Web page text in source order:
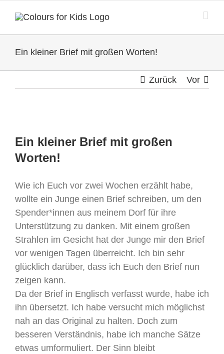
Inhalt
springen
Ein kleiner Brief mit großen Worten!
Zurück Vor
grösseres
Bild
Ein kleiner Brief mit großen
Worten!
Wie ich Euch vor zwei Wochen erzählt habe,
wollte ein Junge einen Brief schreiben, um den
Spender*innen aus meinem Dorf für ihre
Unterstützung zu danken. Mit einem großen
Strahlen im Gesicht hat der Junge mir den Brief
vor wenigen Tagen überreicht. Ich bin sehr
glücklich darüber, dass ich Euch den Brief nun
zeigen kann.
Da der Brief in Englisch verfasst wurde, habe ich
ihn übersetzt. Ich habe versucht mich möglichst
nah an das Original zu halten. Doch zum
besseren Verständnis, habe ich manche Sätze
etwas umformuliert. Der Sinn bleibt